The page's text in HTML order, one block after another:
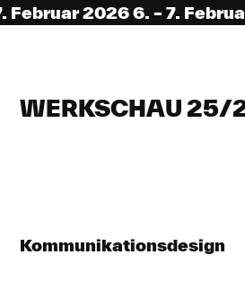
2026 6. – 7. Februar
WERKSCHAU 25/
Kommunikationsdesign